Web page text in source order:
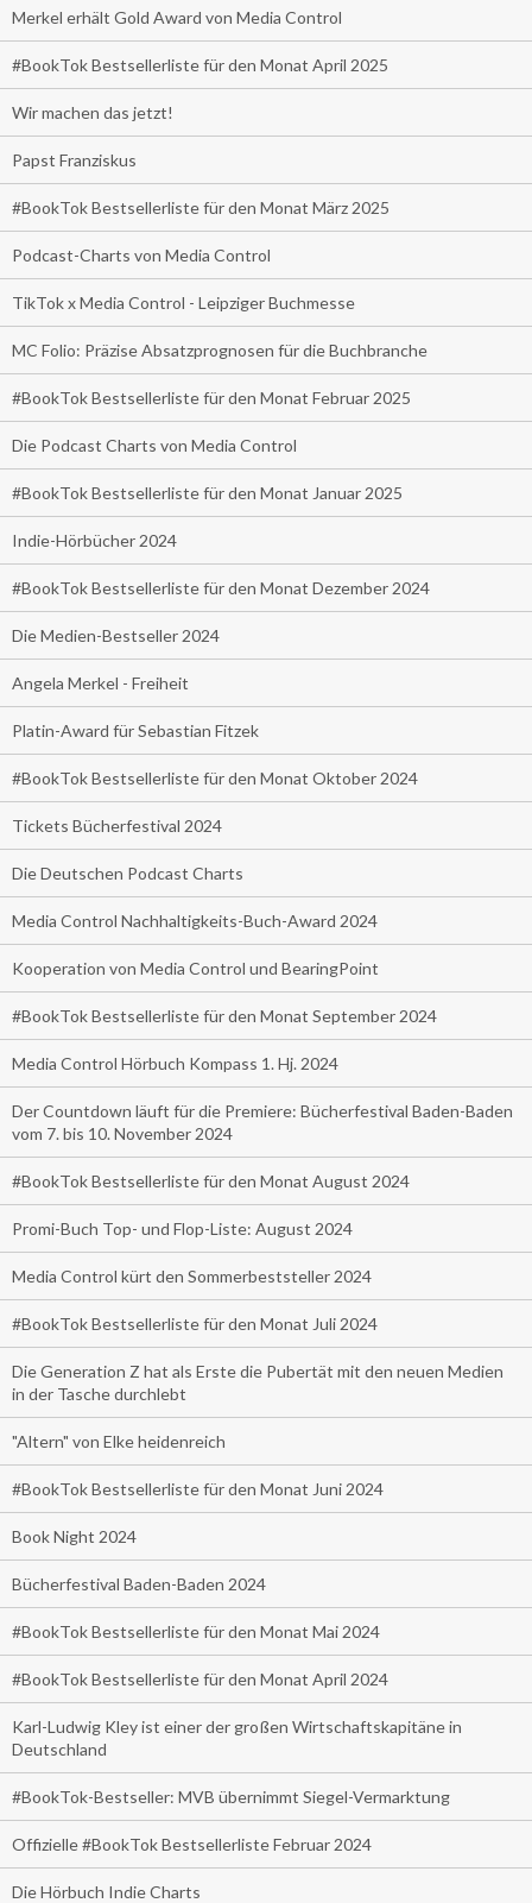
Merkel erhält Gold Award von Media Control
#BookTok Bestsellerliste für den Monat April 2025
Wir machen das jetzt!
Papst Franziskus
#BookTok Bestsellerliste für den Monat März 2025
Podcast-Charts von Media Control
TikTok x Media Control - Leipziger Buchmesse
MC Folio: Präzise Absatzprognosen für die Buchbranche
#BookTok Bestsellerliste für den Monat Februar 2025
Die Podcast Charts von Media Control
#BookTok Bestsellerliste für den Monat Januar 2025
Indie-Hörbücher 2024
#BookTok Bestsellerliste für den Monat Dezember 2024
Die Medien-Bestseller 2024
Angela Merkel - Freiheit
Platin-Award für Sebastian Fitzek
#BookTok Bestsellerliste für den Monat Oktober 2024
Tickets Bücherfestival 2024
Die Deutschen Podcast Charts
Media Control Nachhaltigkeits-Buch-Award 2024
Kooperation von Media Control und BearingPoint
#BookTok Bestsellerliste für den Monat September 2024
Media Control Hörbuch Kompass 1. Hj. 2024
Der Countdown läuft für die Premiere: Bücherfestival Baden-Baden
vom 7. bis 10. November 2024
#BookTok Bestsellerliste für den Monat August 2024
Promi-Buch Top- und Flop-Liste: August 2024
Media Control kürt den Sommerbeststeller 2024
#BookTok Bestsellerliste für den Monat Juli 2024
Die Generation Z hat als Erste die Pubertät mit den neuen Medien
in der Tasche durchlebt
"Altern" von Elke heidenreich
#BookTok Bestsellerliste für den Monat Juni 2024
Book Night 2024
Bücherfestival Baden-Baden 2024
#BookTok Bestsellerliste für den Monat Mai 2024
#BookTok Bestsellerliste für den Monat April 2024
Karl-Ludwig Kley ist einer der großen Wirtschaftskapitäne in
Deutschland
#BookTok-Bestseller: MVB übernimmt Siegel-Vermarktung
Offizielle #BookTok Bestsellerliste Februar 2024
Die Hörbuch Indie Charts